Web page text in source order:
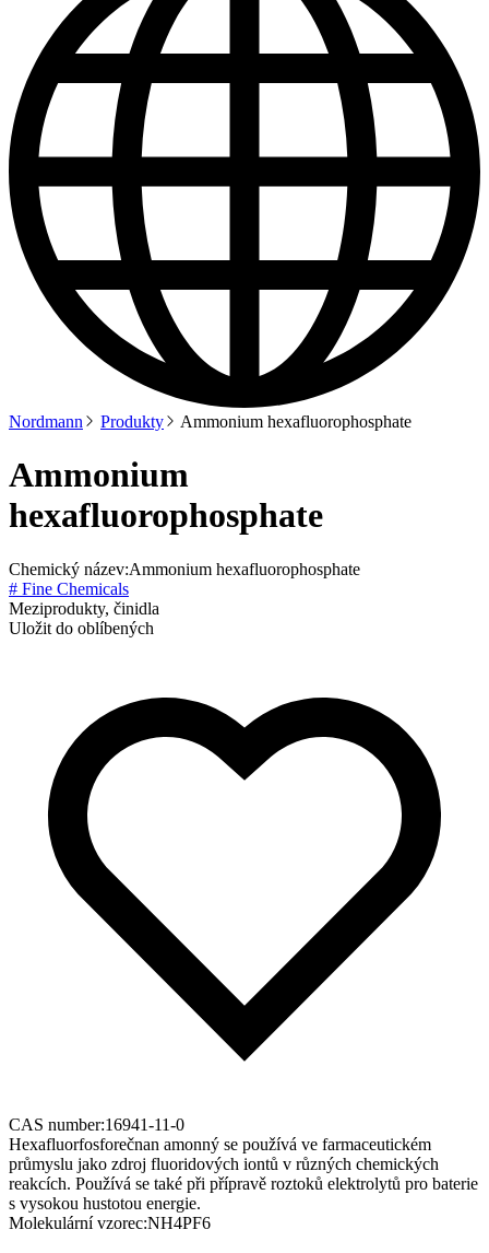
Nordmann Produkty Ammonium hexafluorophosphate
Ammonium
hexafluorophosphate
Chemický název:Ammonium hexafluorophosphate
# Fine Chemicals
Meziprodukty, činidla
Uložit do oblíbených
CAS number:16941-11-0
Hexafluorfosforečnan amonný se používá ve farmaceutickém
průmyslu jako zdroj fluoridových iontů v různých chemických
reakcích. Používá se také při přípravě roztoků elektrolytů pro baterie
s vysokou hustotou energie.
Molekulární vzorec:NH4PF6